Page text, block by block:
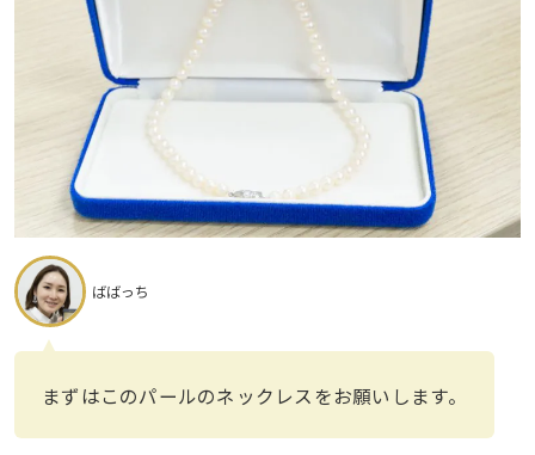
ばばっち
まずはこのパールのネックレスをお願いします。